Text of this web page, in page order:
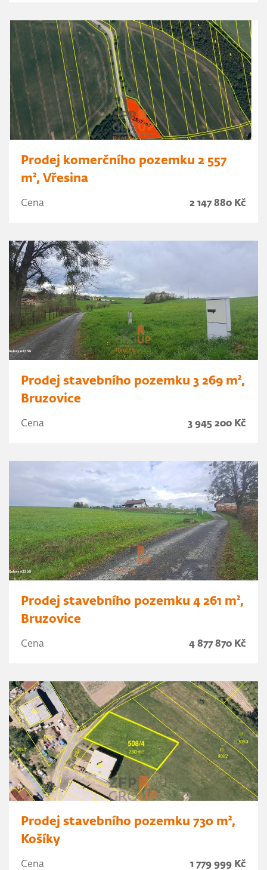
Prodej komerčního pozemku 2 557
m², Vřesina
Cena 2 147 880 Kč
Prodej stavebního pozemku 3 269 m²,
Bruzovice
Cena 3 945 200 Kč
Prodej stavebního pozemku 4 261 m²,
Bruzovice
Cena 4 877 870 Kč
Prodej stavebního pozemku 730 m²,
Košíky
Cena 1 779 999 Kč